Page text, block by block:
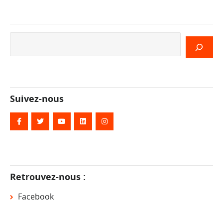
Suivez-nous
Retrouvez-nous :
Facebook